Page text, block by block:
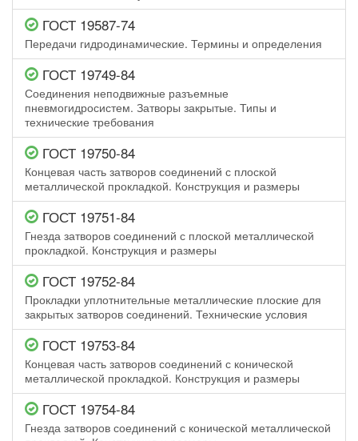
ГОСТ 19587-74
Передачи гидродинамические. Термины и определения
ГОСТ 19749-84
Соединения неподвижные разъемные
пневмогидросистем. Затворы закрытые. Типы и
технические требования
ГОСТ 19750-84
Концевая часть затворов соединений с плоской
металлической прокладкой. Конструкция и размеры
ГОСТ 19751-84
Гнезда затворов соединений с плоской металлической
прокладкой. Конструкция и размеры
ГОСТ 19752-84
Прокладки уплотнительные металлические плоские для
закрытых затворов соединений. Технические условия
ГОСТ 19753-84
Концевая часть затворов соединений с конической
металлической прокладкой. Конструкция и размеры
ГОСТ 19754-84
Гнезда затворов соединений с конической металлической